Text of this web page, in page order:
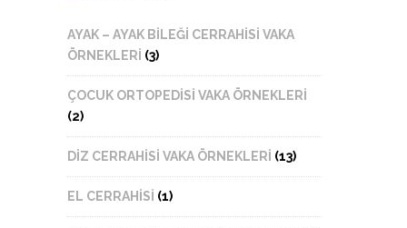
AYAK – AYAK BİLEĞİ CERRAHİSİ VAKA
ÖRNEKLERİ (3)
ÇOCUK ORTOPEDİSİ VAKA ÖRNEKLERİ
(2)
DİZ CERRAHİSİ VAKA ÖRNEKLERİ (13)
EL CERRAHİSİ (1)